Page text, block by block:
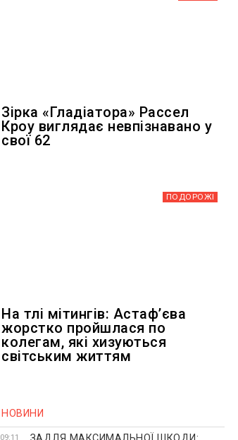
Зірка «Гладіатора» Рассел
Кроу виглядає невпізнавано у
свої 62
ПОДОРОЖІ
На тлі мітингів: Астафʼєва
жорстко пройшлася по
колегам, які хизуються
світським життям
НОВИНИ
09:11